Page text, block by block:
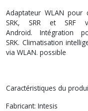
Adaptateur WLAN pour
SRK, SRR et SRF
Android. Intégration
SRK. Climatisation
via WLAN. possible
Caractéristiques du
Fabricant: Intesis